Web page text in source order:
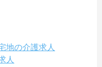
地の介護求人
人